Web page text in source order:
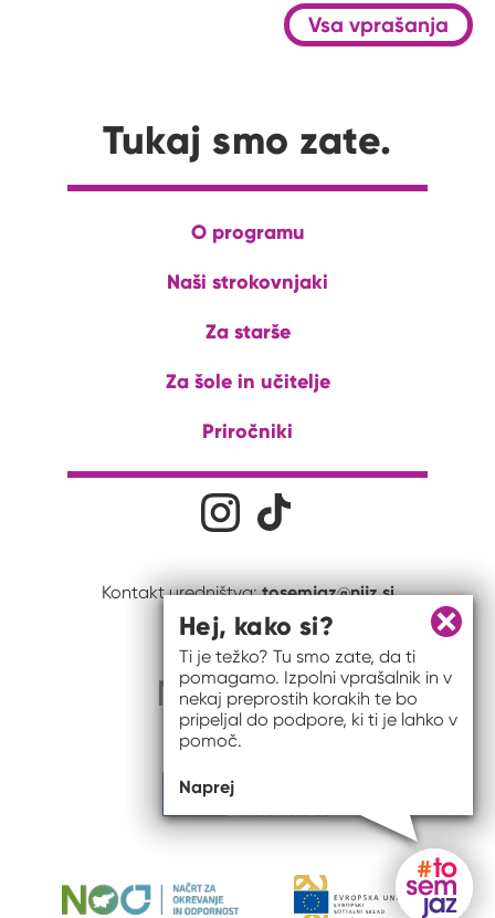
Vsa vprašanja
Tukaj smo zate.
O programu
Naši strokovnjaki
Za starše
Za šole in učitelje
Priročniki
Družabna omrežjaNa naš Instagram profil
Kontakt uredništva:tosemjaz@nijz.si
Zapri
Hej, kako si?
Ti je težko? Tu smo zate, da ti
pomagamo. Izpolni vprašalnik in v
nekaj preprostih korakih te bo
pripeljal do podpore, ki ti je lahko v
pomoč.
Naprej